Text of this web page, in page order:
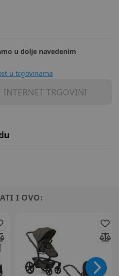
u dolje navedenim
u trgovinama
TRGOVINI
I OVO: